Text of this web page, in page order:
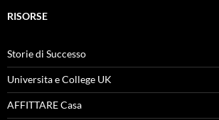
RISORSE
Storie di Successo
Universita e College UK
AFFITTARE Casa